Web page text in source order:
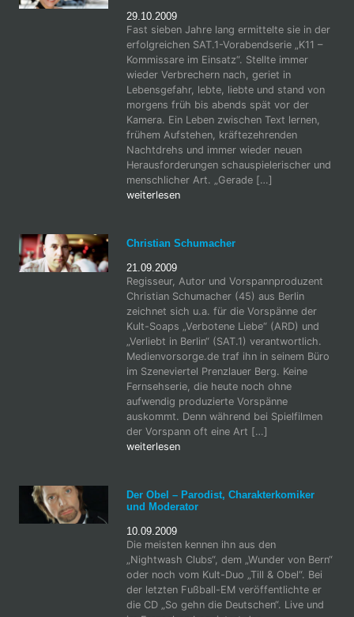
29.10.2009
Fast sieben Jahre lang ermittelte sie in der
erfolgreichen SAT.1-Vorabendserie „K11 –
Kommissare im Einsatz“. Stellte immer
wieder Verbrechern nach, geriet in
Lebensgefahr, lebte, liebte und stand von
morgens früh bis abends spät vor der
Kamera. Ein Leben zwischen Text lernen,
frühem Aufstehen, kräftezehrenden
Nachtdrehs und immer wieder neuen
Herausforderungen schauspielerischer und
menschlicher Art. „Gerade […]
weiterlesen
Christian Schumacher
21.09.2009
Regisseur, Autor und Vorspannproduzent
Christian Schumacher (45) aus Berlin
zeichnet sich u.a. für die Vorspänne der
Kult-Soaps „Verbotene Liebe“ (ARD) und
„Verliebt in Berlin“ (SAT.1) verantwortlich.
Medienvorsorge.de traf ihn in seinem Büro
im Szeneviertel Prenzlauer Berg. Keine
Fernsehserie, die heute noch ohne
aufwendig produzierte Vorspänne
auskommt. Denn während bei Spielfilmen
der Vorspann oft eine Art […]
weiterlesen
Der Obel – Parodist, Charakterkomiker
und Moderator
10.09.2009
Die meisten kennen ihn aus den
„Nightwash Clubs“, dem „Wunder von Bern“
oder noch vom Kult-Duo „Till & Obel“. Bei
der letzten Fußball-EM veröffentlichte er
die CD „So gehn die Deutschen“. Live und